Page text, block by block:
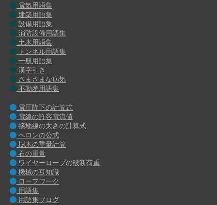
電気用語集
建築用語集
設備用語集
消防設備用語集
土木用語集
トンネル用語集
一般用語集
漢字引き
さまざまな病気
不動産用語集
電圧降下の計算式
電線の許容電流値
接地線の太さの計算式
ヘロンの公式
樹木の重量計算
石の重量
ワイヤーロープの破断荷重
機械の豆知識
ロープワーク
用語集
用語集ブログ